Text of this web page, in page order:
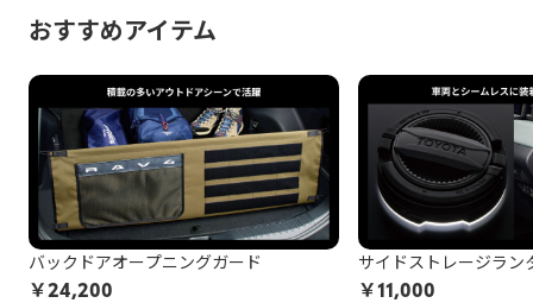
おすすめアイテム
バックドアオープニングガード
￥24,200
サイドストレージラン
￥11,000